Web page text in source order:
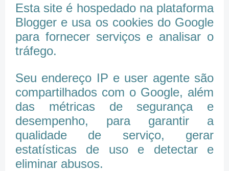
Esta site é hospedado na plataforma
Blogger e usa os cookies do Google
para fornecer serviços e analisar o
tráfego.
Seu endereço IP e user agente são
compartilhados com o Google, além
das métricas de segurança e
desempenho, para garantir a
qualidade de serviço, gerar
estatísticas de uso e detectar e
eliminar abusos.